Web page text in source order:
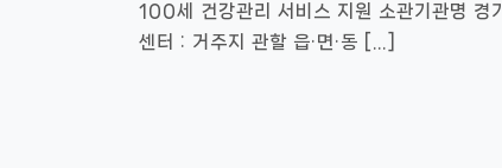
100세 건강관리 서비스 지원 소관기관명
센터 : 거주지 관할 읍·면·동 […]